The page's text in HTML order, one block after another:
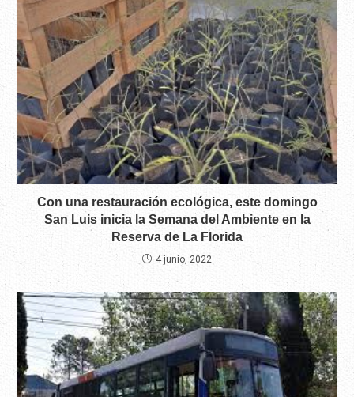
Con una restauración ecológica, este domingo
San Luis inicia la Semana del Ambiente en la
Reserva de La Florida
4 junio, 2022